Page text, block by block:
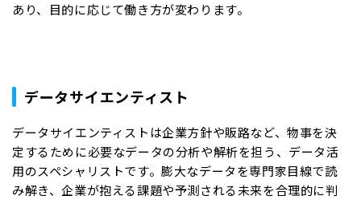
あり、目的に応じて働き方が変わります。
データサイエンティスト
データサイエンティストは企業方針や販路など、物事を決
定するために必要なデータの分析や解析を担う、データ活
用のスペシャリストです。膨大なデータを専門家目線で読
み解き、企業が抱える課題や予測される未来を合理的に判